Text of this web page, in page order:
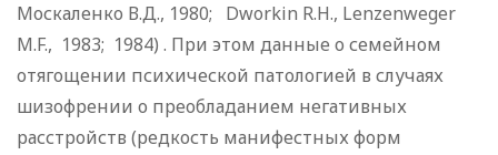
Москаленко В.Д., 1980; Dworkin R.H., Lenzenweger
M.F., 1983; 1984) . При этом данные о семейном
отягощении психической патологией в случаях
шизофрении о преобладанием негативных
расстройств (редкость манифестных форм